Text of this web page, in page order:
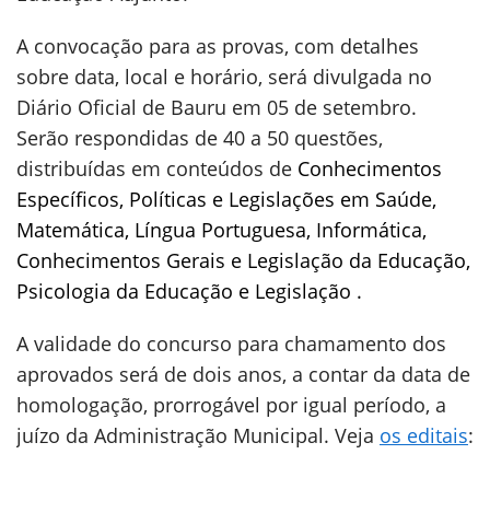
A convocação para as provas, com detalhes
sobre data, local e horário, será divulgada no
Diário Oficial de Bauru em 05 de setembro.
Serão respondidas de 40 a 50 questões,
distribuídas em conteúdos de Conhecimentos
Específicos, Políticas e Legislações em Saúde,
Matemática, Língua Portuguesa, Informática,
Conhecimentos Gerais e Legislação da Educação,
Psicologia da Educação e Legislação .
A validade do concurso para chamamento dos
aprovados será de dois anos, a contar da data de
homologação, prorrogável por igual período, a
juízo da Administração Municipal. Veja os editais: